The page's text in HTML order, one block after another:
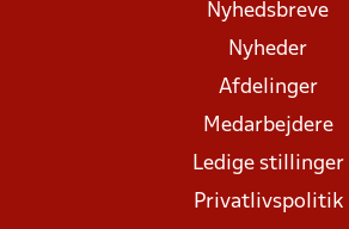
Nyhedsbreve
Nyheder
Afdelinger
Medarbejdere
Ledige stillinger
Privatlivspolitik